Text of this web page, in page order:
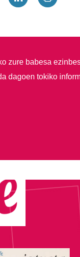
zure babesa
dagoen tokiko